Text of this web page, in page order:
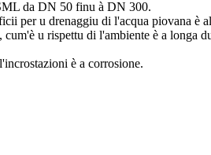
da DN 50 finu à DN 300.
per u drenaggiu di l'acqua piovana è
u rispettu di l'ambiente è a longa
è a corrosione.